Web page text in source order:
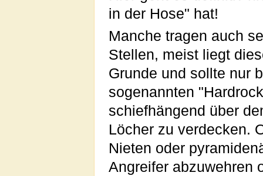
in der Hose" hat!
Manche tragen auch
Stellen, meist liegt
Grunde und sollte nur
sogenannten
schiefhängend über
Löcher zu verdecken.
Nieten oder
Angreifer abzuwehren